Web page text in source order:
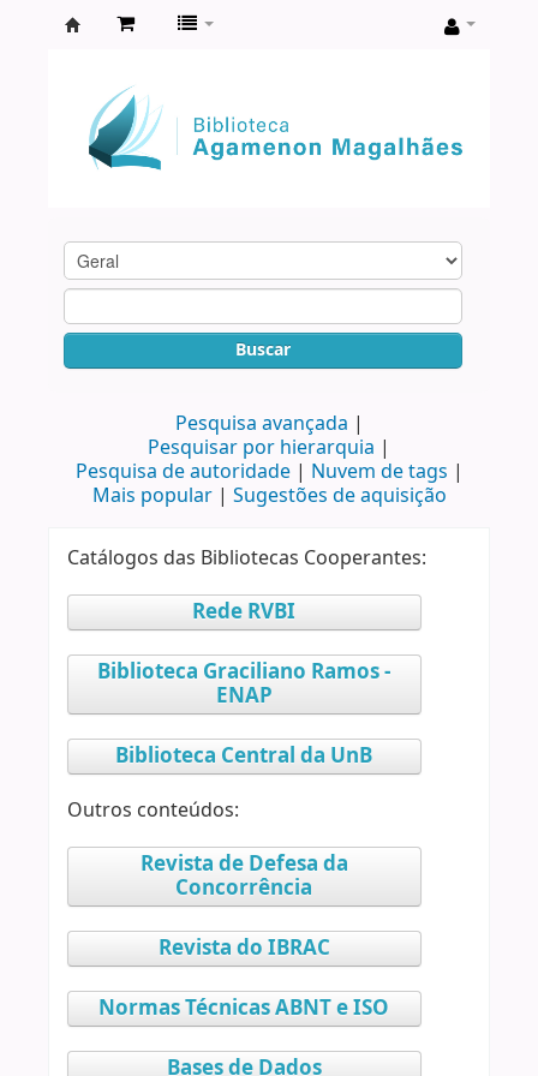
Agamenon
Magalhães
Buscar
Pesquisa avançada
Pesquisar por hierarquia
Pesquisa de autoridade
Nuvem de tags
Mais popular
Sugestões de aquisição
Catálogos das Bibliotecas Cooperantes:
Rede RVBI
Biblioteca Graciliano Ramos -
ENAP
Biblioteca Central da UnB
Outros conteúdos:
Revista de Defesa da
Concorrência
Revista do IBRAC
Normas Técnicas ABNT e ISO
Bases de Dados